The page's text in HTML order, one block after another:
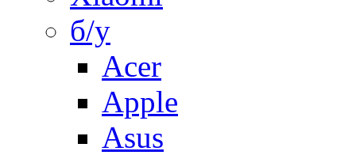
б/у
Acer
Apple
Asus